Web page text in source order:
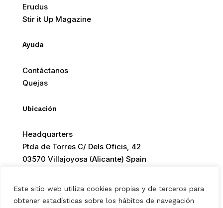
Este sitio web utiliza cookies propias y de terceros para
obtener estadísticas sobre los hábitos de navegación
Erudus
Stir it Up Magazine
Ayuda
Contáctanos
Quejas
Ubicación
Headquarters
Ptda de Torres C/ Dels Oficis, 42
03570 Villajoyosa (Alicante) Spain